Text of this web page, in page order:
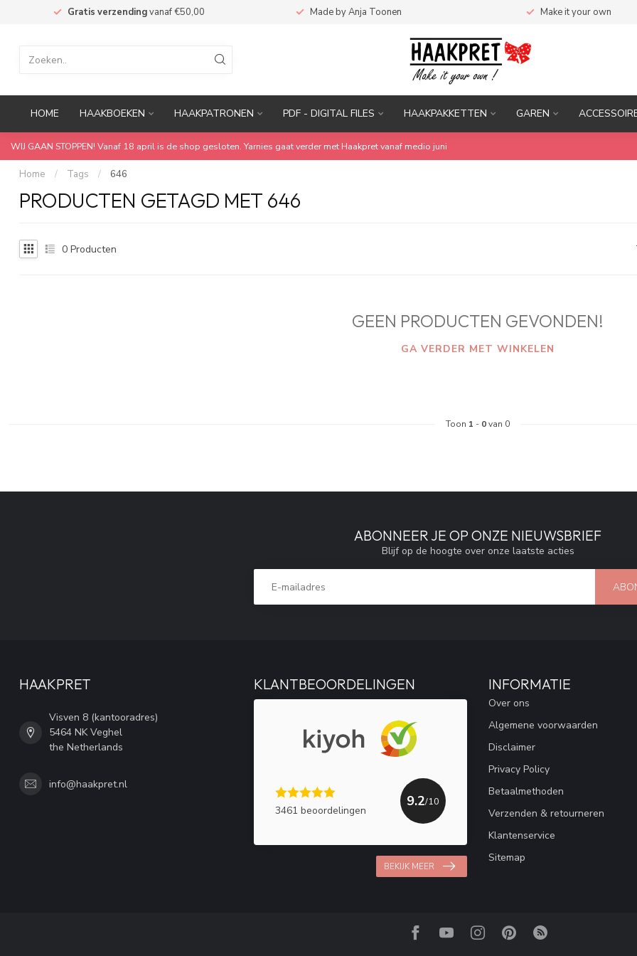
Gratis verzendingvanaf €50,00 Made by Anja Toonen Make it your own
HOME HAAKBOEKEN HAAKPATRONEN PDF - DIGITAL FILES HAAKPAKKETTEN GAREN
WIJ GAAN STOPPEN! Vanaf 18 april is de shop gesloten. Yarnies gaat verder met Haakpret vanaf medio juni
Home / Tags / 646
PRODUCTEN GETAGD MET 646
0 Producten
GEEN PRODUCTEN GEVONDEN!
GA VERDER MET WINKELEN
Toon 1 - 0van 0
ABONNEER JE OP ONZE NIEUWSBRIEF
Blijf op de hoogte over onze laatste acties
HAAKPRET
Visven 8 (kantooradres)
5464 NK Veghel
the Netherlands
info@haakpret.nl
KLANTBEOORDELINGEN
3461 beoordelingen
9.2/10
BEKIJK MEER
INFORMATIE
Over ons
Algemene voorwaarden
Disclaimer
Privacy Policy
Betaalmethoden
Verzenden & retourneren
Klantenservice
Sitemap